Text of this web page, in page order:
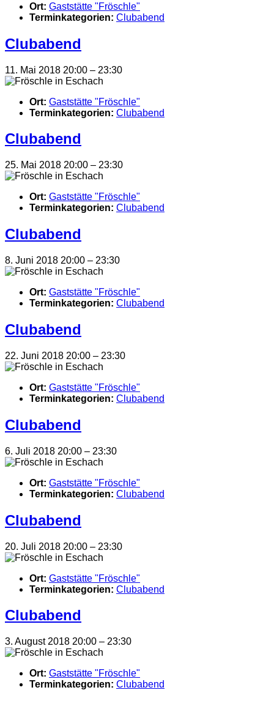
Ort: Gaststätte "Fröschle"
Terminkategorien: Clubabend
Clubabend
11. Mai 2018 20:00 – 23:30
Ort: Gaststätte "Fröschle"
Terminkategorien: Clubabend
Clubabend
25. Mai 2018 20:00 – 23:30
Ort: Gaststätte "Fröschle"
Terminkategorien: Clubabend
Clubabend
8. Juni 2018 20:00 – 23:30
Ort: Gaststätte "Fröschle"
Terminkategorien: Clubabend
Clubabend
22. Juni 2018 20:00 – 23:30
Ort: Gaststätte "Fröschle"
Terminkategorien: Clubabend
Clubabend
6. Juli 2018 20:00 – 23:30
Ort: Gaststätte "Fröschle"
Terminkategorien: Clubabend
Clubabend
20. Juli 2018 20:00 – 23:30
Ort: Gaststätte "Fröschle"
Terminkategorien: Clubabend
Clubabend
3. August 2018 20:00 – 23:30
Ort: Gaststätte "Fröschle"
Terminkategorien: Clubabend